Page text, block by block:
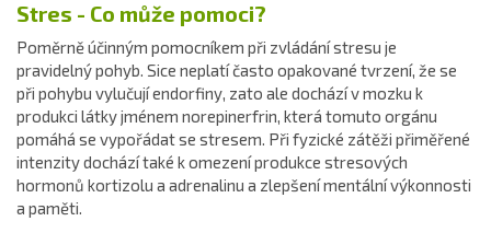
Stres - Co může pomoci?
Poměrně účinným pomocníkem při zvládání stresu je
pravidelný pohyb. Sice neplatí často opakované tvrzení, že se
při pohybu vylučují endorfiny, zato ale dochází v mozku k
produkci látky jménem norepinerfrin, která tomuto orgánu
pomáhá se vypořádat se stresem. Při fyzické zátěži přiměřené
intenzity dochází také k omezení produkce stresových
hormonů kortizolu a adrenalinu a zlepšení mentální výkonnosti
a paměti.